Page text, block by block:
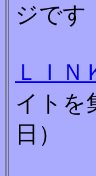
ジです
ＬＩＮ
イトを
日）